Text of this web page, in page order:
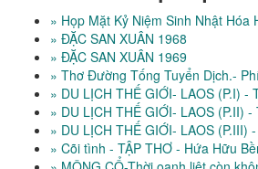
» Họp Mặt Kỷ Niệm Sinh Nhật Hóa
» ĐẶC SAN XUÂN 1968
» ĐẶC SAN XUÂN 1969
» Thơ Đường Tống Tuyển Dịch.-
» DU LỊCH THẾ GIỚI- LAOS (P.I) -
» DU LỊCH THẾ GIỚI- LAOS (P.II)
» DU LỊCH THẾ GIỚI- LAOS (P.III)
» Cõi tình - TẬP THƠ - Hứa Hữu